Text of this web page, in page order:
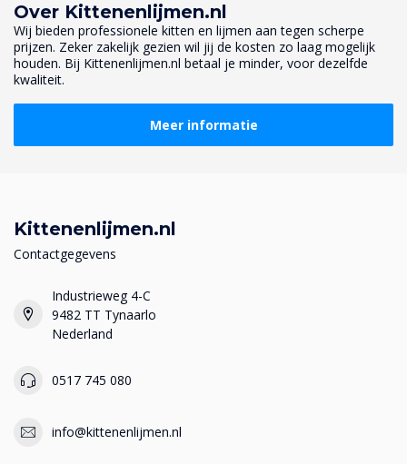
Over Kittenenlijmen.nl
Wij bieden professionele kitten en lijmen aan tegen scherpe
prijzen. Zeker zakelijk gezien wil jij de kosten zo laag mogelijk
houden. Bij Kittenenlijmen.nl betaal je minder, voor dezelfde
kwaliteit.
Meer informatie
Kittenenlijmen.nl
Contactgegevens
Industrieweg 4-C
9482 TT Tynaarlo
Nederland
0517 745 080
info@kittenenlijmen.nl